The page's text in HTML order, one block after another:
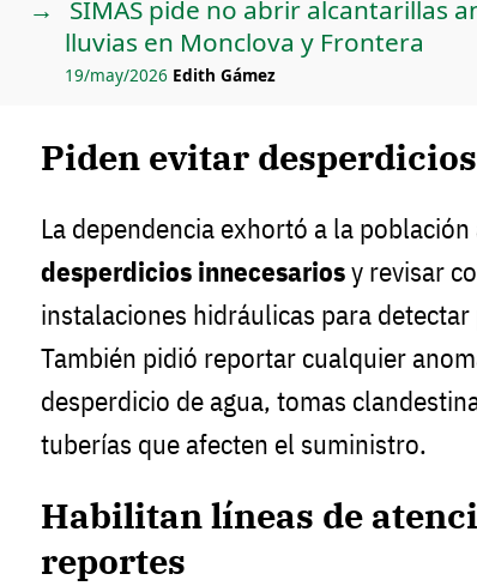
SIMAS pide no abrir alcantarillas
lluvias en Monclova y Frontera
19/may/2026 Edith Gámez
Piden evitar
La dependencia exhortó a la población
desperdicios innecesariosy revisar
instalaciones hidráulicas para
También pidió reportar cualquier
desperdicio de agua, tomas
tuberías que afecten el suministro.
Habilitan líneas de
reportes